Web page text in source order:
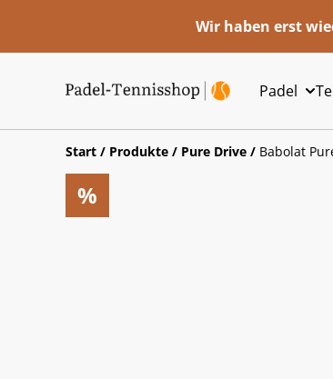
Wir haben erst
Padel
Start / Produkte / Pure Drive / Babolat
%